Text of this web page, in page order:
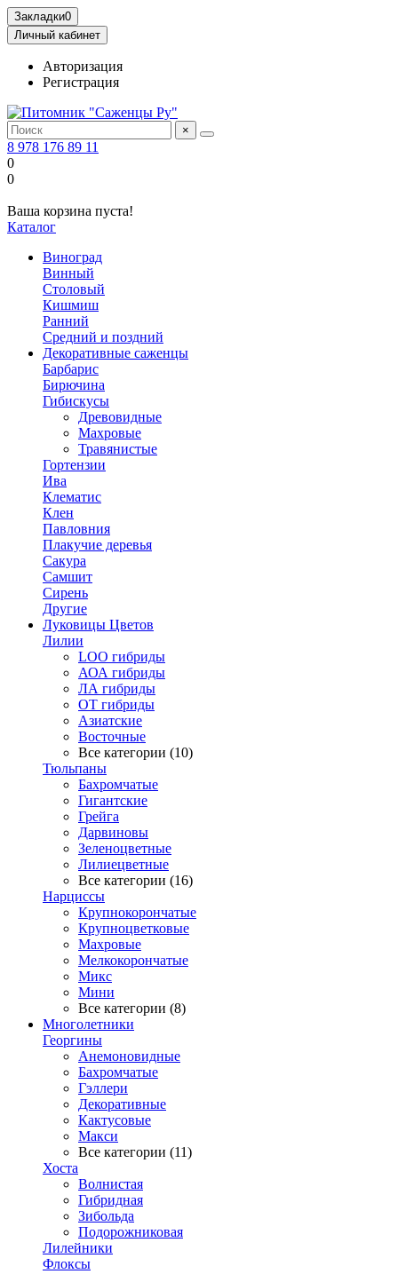
Закладки0
Личный кабинет
Авторизация
Регистрация
×
8 978 176 89 11
0
0
Ваша корзина пуста!
Каталог
Виноград
Винный
Столовый
Кишмиш
Ранний
Средний и поздний
Декоративные саженцы
Барбарис
Бирючина
Гибискусы
Древовидные
Махровые
Травянистые
Гортензии
Ива
Клематис
Клен
Павловния
Плакучие деревья
Сакура
Самшит
Сирень
Другие
Луковицы Цветов
Лилии
LOO гибриды
АОА гибриды
ЛА гибриды
ОТ гибриды
Азиатские
Восточные
Все категории (10)
Тюльпаны
Бахромчатые
Гигантские
Грейга
Дарвиновы
Зеленоцветные
Лилиецветные
Все категории (16)
Нарциссы
Крупнокорончатые
Крупноцветковые
Махровые
Мелкокорончатые
Микс
Мини
Все категории (8)
Многолетники
Георгины
Анемоновидные
Бахромчатые
Гэллери
Декоративные
Кактусовые
Макси
Все категории (11)
Хоста
Волнистая
Гибридная
Зибольда
Подорожниковая
Лилейники
Флоксы